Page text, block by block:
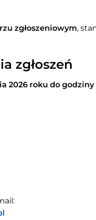
zgłoszeniowym,
zgłoszeń
2026 roku do godziny